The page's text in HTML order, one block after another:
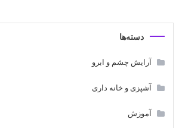
دسته‌ها
آرایش چشم و ابرو
آشپزی و خانه داری
آموزش